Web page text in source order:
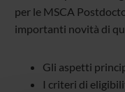
per le MSCA
importanti novità di
Gli aspetti
I criteri di